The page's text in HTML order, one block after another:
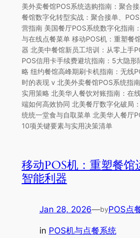
美外卖餐馆POS系统选购指南：聚合
餐馆数字化转型实战：聚合接单、
营指南 美国餐厅POS系统数字化指南
与在线点餐菜单 移动POS机：重塑餐
器 北美中餐馆新员工培训：从零上手
POS信用卡手续费避坑指南：5大隐形
略 纽约餐馆高峰期刷卡机指南：无线
时的表现 v 北美外卖餐馆POS系统指
实用策略 北美华人餐饮对账指南：在
端如何高效协同 北美餐厅数字化破局
统统一堂食与自取菜单 北美华人餐厅
10项关键要素与实用决策清单
移动POS机：重塑餐馆
智能利器
Jan 28, 2026—byPOS点
in POS机与点餐系统